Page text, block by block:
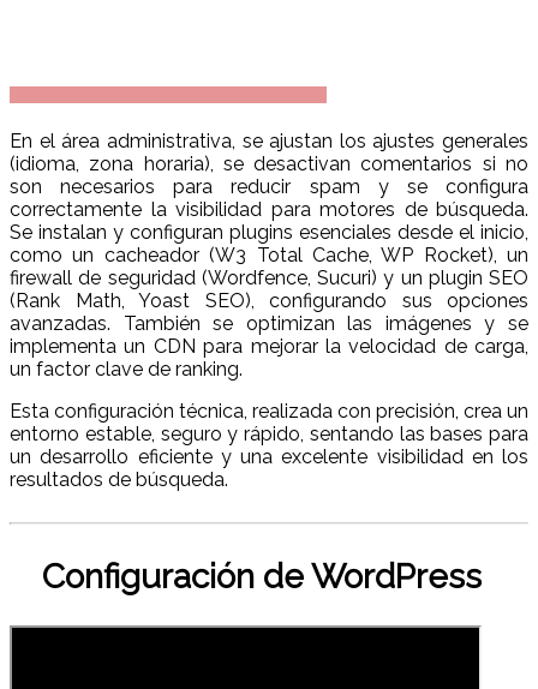
En el área administrativa, se ajustan los ajustes generales
(idioma, zona horaria), se desactivan comentarios si no
son necesarios para reducir spam y se configura
correctamente la visibilidad para motores de búsqueda.
Se instalan y configuran plugins esenciales desde el inicio,
como un cacheador (W3 Total Cache, WP Rocket), un
firewall de seguridad (Wordfence, Sucuri) y un plugin SEO
(Rank Math, Yoast SEO), configurando sus opciones
avanzadas. También se optimizan las imágenes y se
implementa un CDN para mejorar la velocidad de carga,
un factor clave de ranking.
Esta configuración técnica, realizada con precisión, crea un
entorno estable, seguro y rápido, sentando las bases para
un desarrollo eficiente y una excelente visibilidad en los
resultados de búsqueda.
Configuración de WordPress